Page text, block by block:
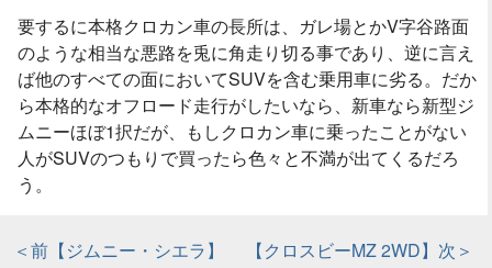
要するに本格クロカン車の長所は、ガレ場とかV字谷路面
のような相当な悪路を兎に角走り切る事であり、逆に言え
ば他のすべての面においてSUVを含む乗用車に劣る。だか
ら本格的なオフロード走行がしたいなら、新車なら新型ジ
ムニーほぼ1択だが、もしクロカン車に乗ったことがない
人がSUVのつもりで買ったら色々と不満が出てくるだろ
う。
＜前【ジムニー・シエラ】 【クロスビーMZ 2WD】次＞